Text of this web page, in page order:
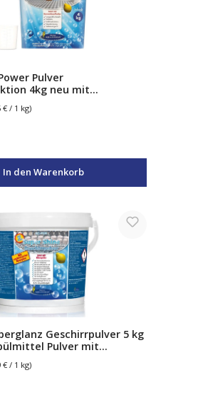
Pulver
4kg neu mit
€ / 1 kg)
In den Warenkorb
Geschirrpulver 5 kg
Pulver mit
€ / 1 kg)